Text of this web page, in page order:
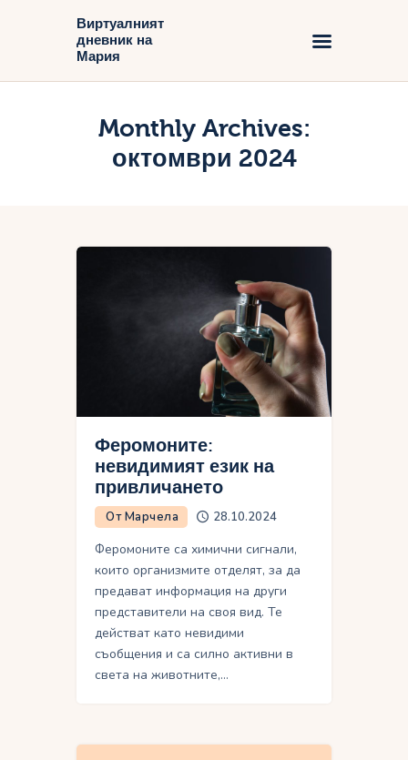
Виртуалният
дневник на
Мария
Monthly Archives:
октомври 2024
Виртуалният дневник на Мария
Блог
Феромоните:
невидимият език на
привличането
От Марчела 28.10.2024
Феромоните са химични сигнали,
които организмите отделят, за да
предават информация на други
представители на своя вид. Те
действат като невидими
съобщения и са силно активни в
света на животните,…